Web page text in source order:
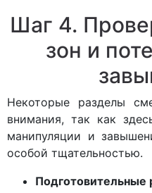
Шаг 4.
зон и
Некоторые разделы
внимания, так как
манипуляции и
особой тщательностью.
Подготовительные